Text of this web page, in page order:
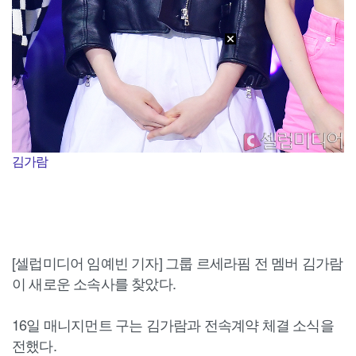
김가람
[셀럽미디어 임예빈 기자] 그룹 르세라핌 전 멤버 김가람
이 새로운 소속사를 찾았다.
16일 매니지먼트 구는 김가람과 전속계약 체결 소식을
전했다.